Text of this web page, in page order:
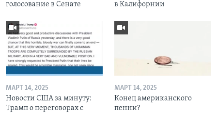
голосование в Сенате
в Калифорнии
МАРТ 14, 2025
Новости США за минуту:
Трамп о переговорах с
МАРТ 14, 2025
Конец американского
пенни?